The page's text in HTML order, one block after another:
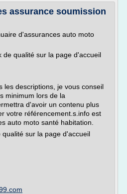
assurance soumission
d'assurances auto moto
de qualité sur la page d'accueil
les descriptions, je vous conseil
minimum lors de la
d'avoir un contenu plus
votre référencement.s.info est
auto moto santé habitation.
sur la page d'accueil